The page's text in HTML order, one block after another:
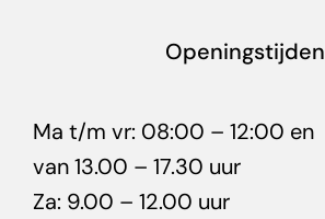
Openingstijden
Ma t/m vr: 08:00 – 12:00 en
van 13.00 – 17.30 uur
Za: 9.00 – 12.00 uur